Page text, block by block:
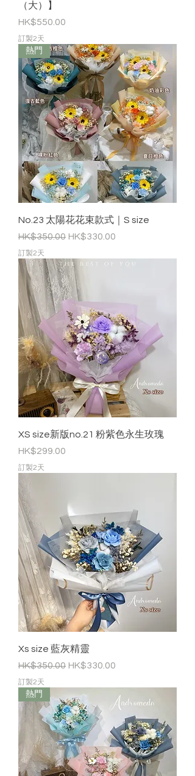
（大）】
價格
HK$550.00
訂製2天
熱門
No.23 太陽花花束款式｜S size
一般價格
HK$350.00 促銷價格
HK$330.00
訂製2天
XS size新版no.21 粉紫色永生玫瑰
價格
HK$299.00
訂製2天
Xs size 藍灰精靈
一般價格
HK$350.00 促銷價格
HK$330.00
訂製2天
熱門